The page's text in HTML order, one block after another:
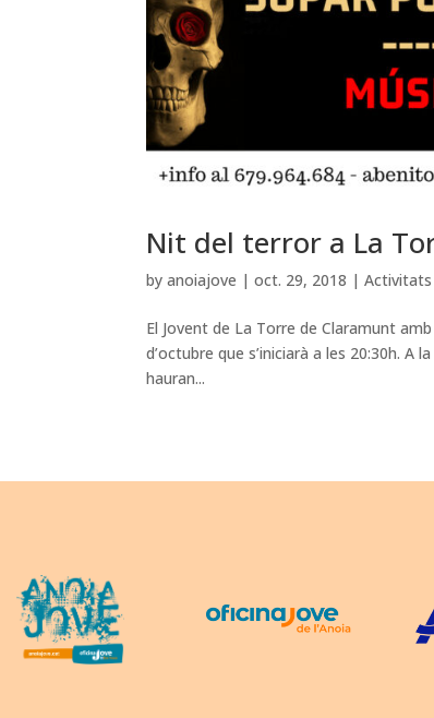
Nit del terror a La
byanoiajove |oct. 29, 2018 |Activitats
El Jovent de La Torre de Claramunt
d’octubre que s’iniciarà a les 20:30h.
hauran...